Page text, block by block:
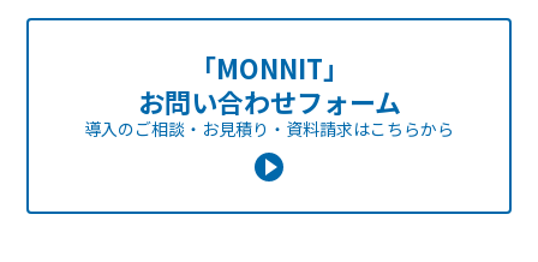
「MONNIT」
お問い合わせフォーム
導入のご相談・お見積り・資料請求はこちらから